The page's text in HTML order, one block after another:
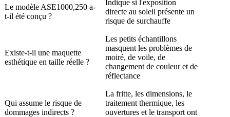
Le modèle ASE1000,250 a-
t-il été conçu ?
Indique si l'exposition
directe au soleil présente un
risque de surchauffe
Existe-t-il une maquette
esthétique en taille réelle ?
Les petits échantillons
masquent les problèmes de
moiré, de voile, de
changement de couleur et de
réflectance
Qui assume le risque de
dommages indirects ?
La fritte, les dimensions, le
traitement thermique, les
ouvertures et le transport ont